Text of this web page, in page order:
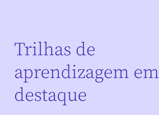
Trilhas de
aprendizagem em
destaque